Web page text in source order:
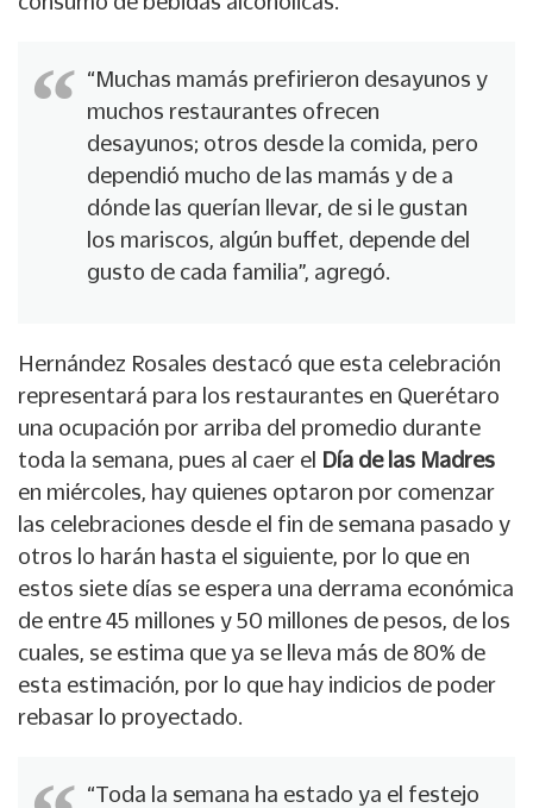
“Muchas mamás prefirieron desayunos y
muchos restaurantes ofrecen
desayunos; otros desde la comida, pero
dependió mucho de las mamás y de a
dónde las querían llevar, de si le gustan
los mariscos, algún buffet, depende del
gusto de cada familia”, agregó.
Hernández Rosales destacó que esta celebración
representará para los restaurantes en Querétaro
una ocupación por arriba del promedio durante
toda la semana, pues al caer el Día de las Madres
en miércoles, hay quienes optaron por comenzar
las celebraciones desde el fin de semana pasado y
otros lo harán hasta el siguiente, por lo que en
estos siete días se espera una derrama económica
de entre 45 millones y 50 millones de pesos, de los
cuales, se estima que ya se lleva más de 80% de
esta estimación, por lo que hay indicios de poder
rebasar lo proyectado.
“Toda la semana ha estado ya el festejo